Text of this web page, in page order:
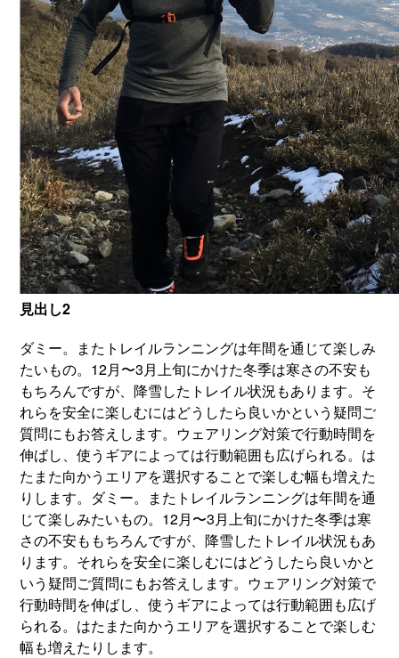
見出し2
ダミー。またトレイルランニングは年間を通じて楽しみ
たいもの。12月〜3月上旬にかけた冬季は寒さの不安も
もちろんですが、降雪したトレイル状況もあります。そ
れらを安全に楽しむにはどうしたら良いかという疑問ご
質問にもお答えします。ウェアリング対策で行動時間を
伸ばし、使うギアによっては行動範囲も広げられる。は
たまた向かうエリアを選択することで楽しむ幅も増えた
りします。ダミー。またトレイルランニングは年間を通
じて楽しみたいもの。12月〜3月上旬にかけた冬季は寒
さの不安ももちろんですが、降雪したトレイル状況もあ
ります。それらを安全に楽しむにはどうしたら良いかと
いう疑問ご質問にもお答えします。ウェアリング対策で
行動時間を伸ばし、使うギアによっては行動範囲も広げ
られる。はたまた向かうエリアを選択することで楽しむ
幅も増えたりします。